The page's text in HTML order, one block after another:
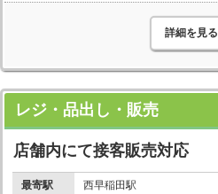
詳細を見る
レジ・品出し・販売
店舗内にて接客販売対応
最寄駅 西早稲田駅